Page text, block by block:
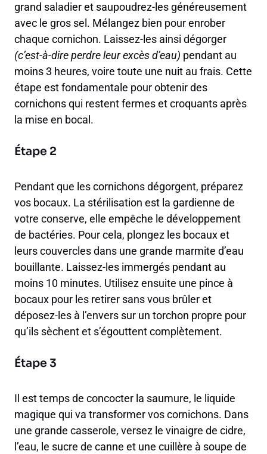
grand saladier et saupoudrez-les généreusement
avec le gros sel. Mélangez bien pour enrober
chaque cornichon. Laissez-les ainsi dégorger
(c’est-à-dire perdre leur excès d’eau) pendant au
moins 3 heures, voire toute une nuit au frais. Cette
étape est fondamentale pour obtenir des
cornichons qui restent fermes et croquants après
la mise en bocal.
Étape 2
Pendant que les cornichons dégorgent, préparez
vos bocaux. La stérilisation est la gardienne de
votre conserve, elle empêche le développement
de bactéries. Pour cela, plongez les bocaux et
leurs couvercles dans une grande marmite d’eau
bouillante. Laissez-les immergés pendant au
moins 10 minutes. Utilisez ensuite une pince à
bocaux pour les retirer sans vous brûler et
déposez-les à l’envers sur un torchon propre pour
qu’ils sèchent et s’égouttent complètement.
Étape 3
Il est temps de concocter la saumure, le liquide
magique qui va transformer vos cornichons. Dans
une grande casserole, versez le vinaigre de cidre,
l’eau, le sucre de canne et une cuillère à soupe de